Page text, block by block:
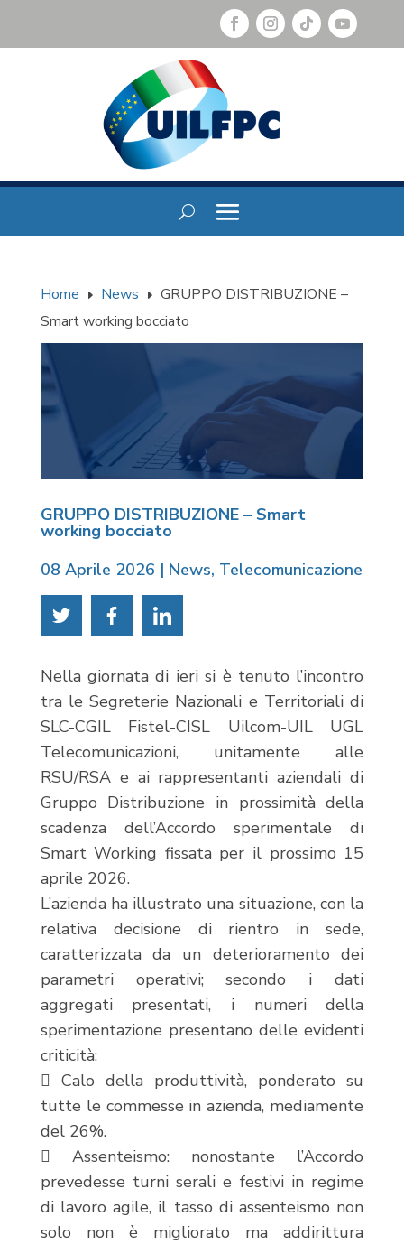
Home E News E GRUPPO DISTRIBUZIONE –
Smart working bocciato
GRUPPO DISTRIBUZIONE – Smart
working bocciato
08 Aprile 2026 | News, Telecomunicazione
Nella giornata di ieri si è tenuto l’incontro
tra le Segreterie Nazionali e Territoriali di
SLC-CGIL Fistel-CISL Uilcom-UIL UGL
Telecomunicazioni, unitamente alle
RSU/RSA e ai rappresentanti aziendali di
Gruppo Distribuzione in prossimità della
scadenza dell’Accordo sperimentale di
Smart Working fissata per il prossimo 15
aprile 2026.
L’azienda ha illustrato una situazione, con la
relativa decisione di rientro in sede,
caratterizzata da un deterioramento dei
parametri operativi; secondo i dati
aggregati presentati, i numeri della
sperimentazione presentano delle evidenti
criticità:
 Calo della produttività, ponderato su
tutte le commesse in azienda, mediamente
del 26%.
 Assenteismo: nonostante l’Accordo
prevedesse turni serali e festivi in regime
di lavoro agile, il tasso di assenteismo non
solo non è migliorato ma addirittura